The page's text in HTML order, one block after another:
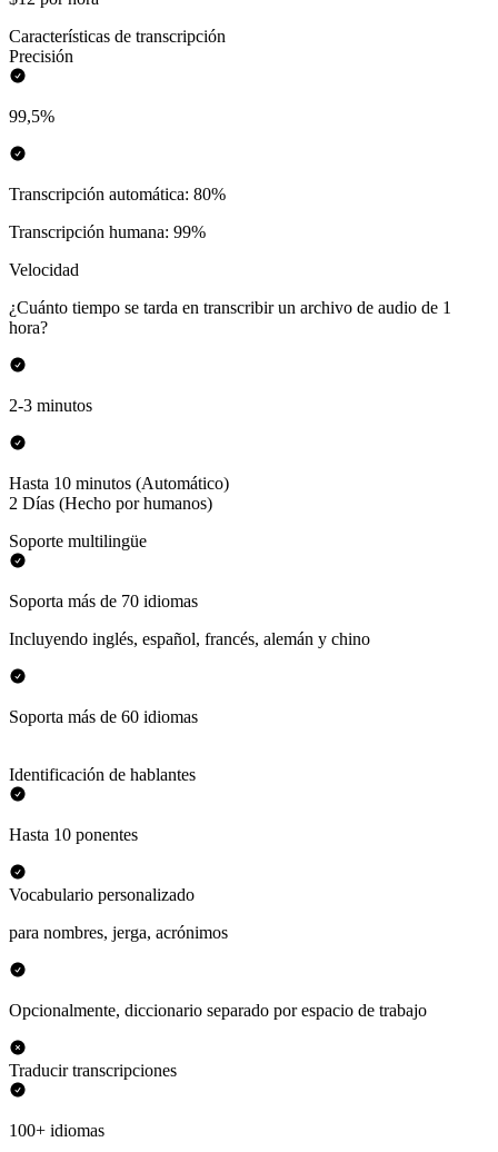
Características de transcripción
Precisión
99,5%
Transcripción automática: 80%
Transcripción humana: 99%
Velocidad
¿Cuánto tiempo se tarda en transcribir un archivo de audio de 1
hora?
2-3 minutos
Hasta 10 minutos (Automático)
2 Días (Hecho por humanos)
Soporte multilingüe
Soporta más de 70 idiomas
Incluyendo inglés, español, francés, alemán y chino
Soporta más de 60 idiomas
Identificación de hablantes
Hasta 10 ponentes
Vocabulario personalizado
para nombres, jerga, acrónimos
Opcionalmente, diccionario separado por espacio de trabajo
Traducir transcripciones
100+ idiomas